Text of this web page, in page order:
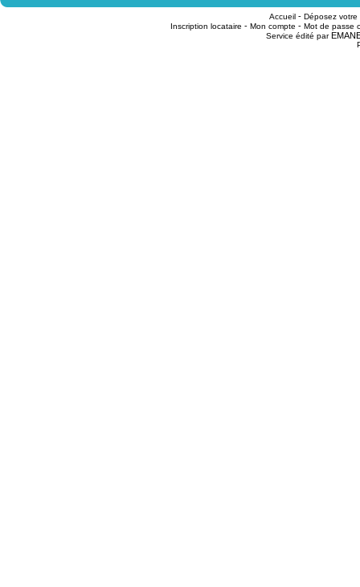
Accueil - Déposez
Inscription locataire - Mon compte - Mot de passe
Service édité par